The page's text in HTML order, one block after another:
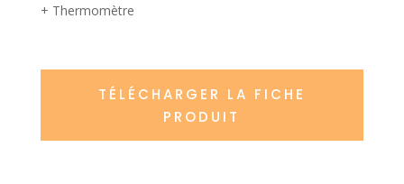
+ Thermomètre
TÉLÉCHARGER LA FICHE
PRODUIT